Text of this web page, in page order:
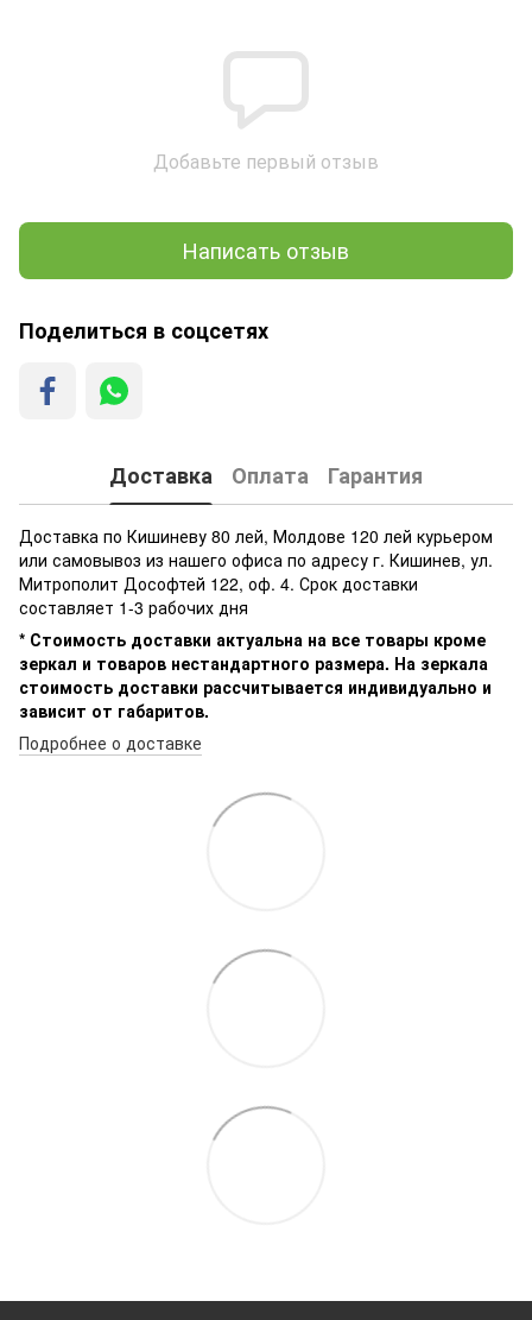
Добавьте первый отзыв
Написать отзыв
Поделиться в соцсетях
Доставка Оплата Гарантия
Доставка по Кишиневу 80 лей, Молдове 120 лей курьером
или самовывоз из нашего офиса по адресу г. Кишинев, ул.
Митрополит Дософтей 122, оф. 4. Срок доставки
составляет 1-3 рабочих дня
* Стоимость доставки актуальна на все товары кроме
зеркал и товаров нестандартного размера. На зеркала
стоимость доставки рассчитывается индивидуально и
зависит от габаритов.
Подробнее о доставке